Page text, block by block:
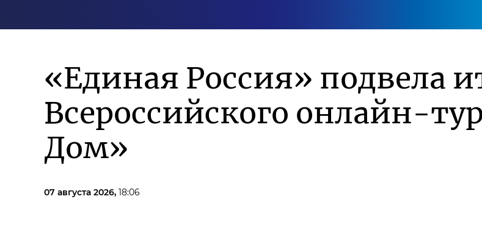
«Единая Россия» подвела
Всероссийского онлайн-
Дом»
07 августа 2026, 18:06